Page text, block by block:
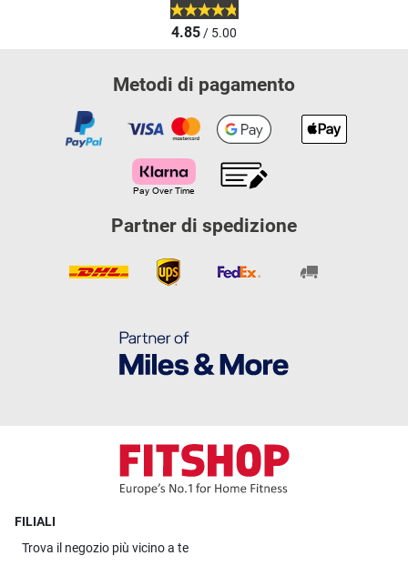
4.85/ 5.00
Metodi di pagamento
Partner di spedizione
FILIALI
Trova il negozio più vicino a te